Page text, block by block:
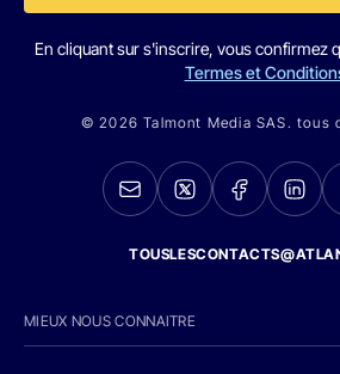
En cliquant sur s'inscrire, vous confirmez
Termes et
© 2026 Talmont Media SAS. tous
MIEUX NOUS CONNAITRE